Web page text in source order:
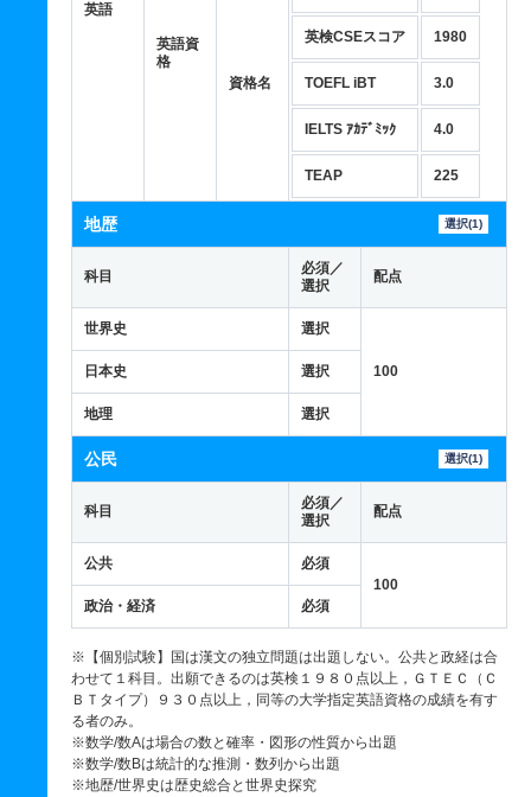
英語
英語資
格
資格名
英検CSEスコア 1980
TOEFL iBT 3.0
IELTS ｱｶﾃﾞﾐｯｸ 4.0
TEAP 225
地歴 選択(1)
科目
必須／
選択
配点
世界史 選択
100
日本史 選択
地理 選択
公民 選択(1)
科目
必須／
選択
配点
公共
必須
100
政治・経済
必須
※【個別試験】国は漢文の独立問題は出題しない。公共と政経は合
わせて１科目。出願できるのは英検１９８０点以上，ＧＴＥＣ（Ｃ
ＢＴタイプ）９３０点以上，同等の大学指定英語資格の成績を有す
る者のみ。
※数学/数Aは場合の数と確率・図形の性質から出題
※数学/数Bは統計的な推測・数列から出題
※地歴/世界史は歴史総合と世界史探究